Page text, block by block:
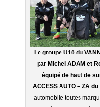
Le groupe U10 du
par Michel ADAM et
équipé de haut de
ACCESS AUTO – ZA du
automobile toutes